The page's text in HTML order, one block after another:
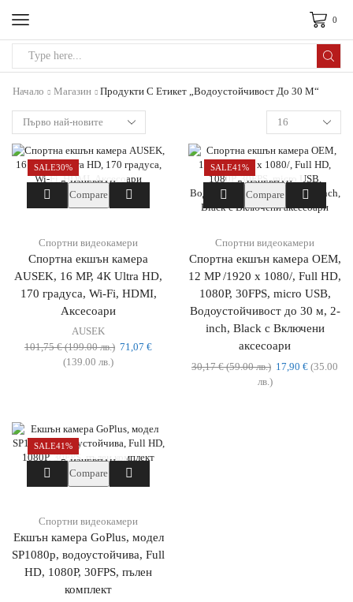
0
Начало Магазин Продукти С Етикет „Водоустойчивост До 30 М“
SALE30%
ИЗЧЕРПАН
Compare
Спортни видеокамери
Спортна екшън камера
AUSEK, 16 MP, 4К Ultra HD,
170 градуса, Wi-Fi, HDMI,
Аксесоари
AUSEK
101,75€ (199.00 лв.) 71,07 €
(139.00 лв.)
SALE41%
ИЗЧЕРПАН
Compare
Спортни видеокамери
Спортна екшън камера OEM,
12 MP /1920 x 1080/, Full HD,
1080P, 30FPS, micro USB,
Водоустойчивост до 30 м, 2-
inch, Black с Включени
аксесоари
30,17€ (59.00 лв.) 17,90 € (35.00
лв.)
SALE41%
ИЗЧЕРПАН
Compare
Спортни видеокамери
Екшън камера GoPlus, модел
SP1080p, водоустойчива, Full
HD, 1080P, 30FPS, пълен
комплект